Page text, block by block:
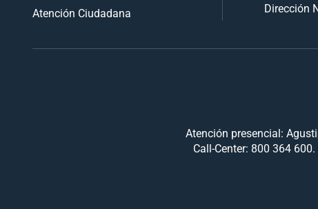
Atención Ciudadana
Dirección
Atención presencial:
Call-Center: 800 364